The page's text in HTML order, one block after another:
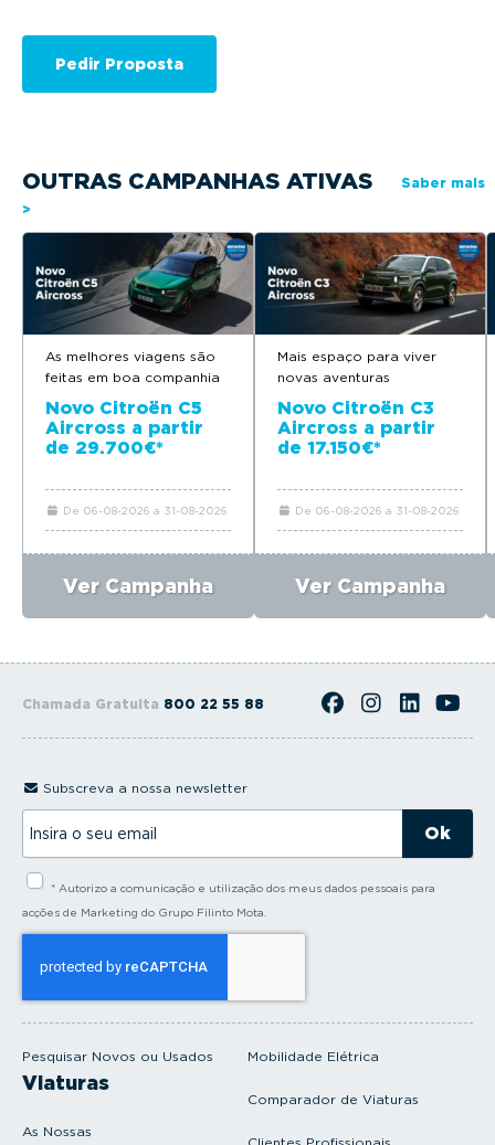
OUTRAS CAMPANHAS ATIVAS
Saber mais
>
As melhores viagens são
feitas em boa companhia
Novo Citroën C5
Aircross a partir
de 29.700€*
De 06-08-2026 a 31-08-2026
Ver Campanha
Mais espaço para viver
novas aventuras
Novo Citroën C3
Aircross a partir
de 17.150€*
De 06-08-2026 a 31-08-2026
Ver Campanha
Chamada Gratuita 800 22 55 88
Pesquisar Novos ou Usados
Viaturas
As Nossas
Mobilidade Elétrica
Comparador de Viaturas
Subscreva a nossa newsletter
s
* Autorizo a comunicação e utilização dos meus dados pessoais para
acções de Marketing do Grupo Filinto Mota.